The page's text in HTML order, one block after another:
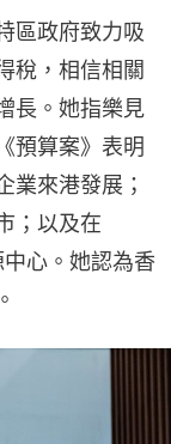
區政府致力吸
稅，相信相關
長。她指樂見
預算案》表明
業來港發展；
；以及在
心。她認為香